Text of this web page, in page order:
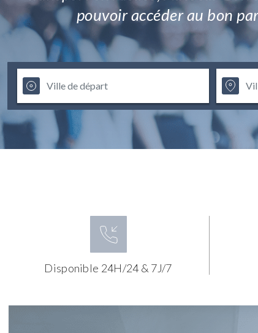
pouvoir accéder au bon
Disponible 24H/24 & 7J/7